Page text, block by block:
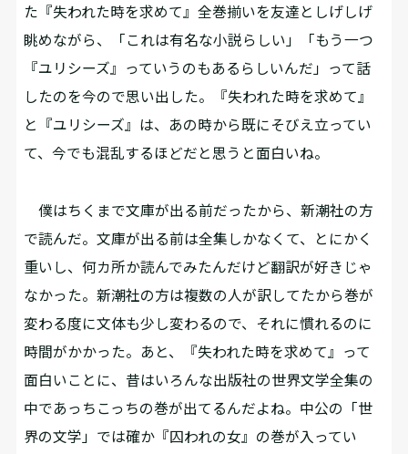
た『失われた時を求めて』全巻揃いを友達としげしげ
眺めながら、「これは有名な小説らしい」「もう一つ
『ユリシーズ』っていうのもあるらしいんだ」って話
したのを今ので思い出した。『失われた時を求めて』
と『ユリシーズ』は、あの時から既にそびえ立ってい
て、今でも混乱するほどだと思うと面白いね。
僕はちくまで文庫が出る前だったから、新潮社の方
で読んだ。文庫が出る前は全集しかなくて、とにかく
重いし、何カ所か読んでみたんだけど翻訳が好きじゃ
なかった。新潮社の方は複数の人が訳してたから巻が
変わる度に文体も少し変わるので、それに慣れるのに
時間がかかった。あと、『失われた時を求めて』って
面白いことに、昔はいろんな出版社の世界文学全集の
中であっちこっちの巻が出てるんだよね。中公の「世
界の文学」では確か『囚われの女』の巻が入ってい